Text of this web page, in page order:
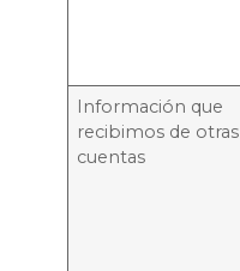
Información que
recibimos de otras
cuentas